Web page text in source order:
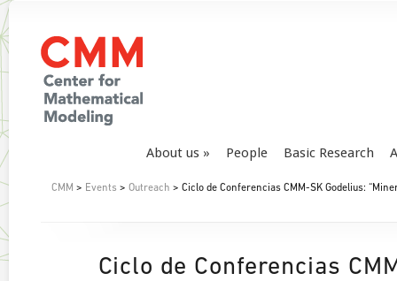
About us People Basic Research
CMM > Events > Outreach > Ciclo de Conferencias CMM-SK Godelius:
Ciclo de Conferencias